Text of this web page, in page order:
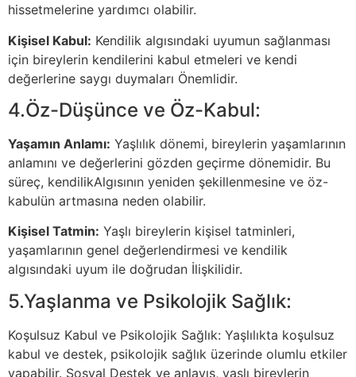
hissetmelerine yardımcı olabilir.
Kişisel Kabul: Kendilik algısındaki uyumun sağlanması
için bireylerin kendilerini kabul etmeleri ve kendi
değerlerine saygı duymaları Önemlidir.
4.Öz-Düşünce ve Öz-Kabul:
Yaşamın Anlamı: Yaşlılık dönemi, bireylerin yaşamlarının
anlamını ve değerlerini gözden geçirme dönemidir. Bu
süreç, kendilikAlgısının yeniden şekillenmesine ve öz-
kabulün artmasına neden olabilir.
Kişisel Tatmin: Yaşlı bireylerin kişisel tatminleri,
yaşamlarının genel değerlendirmesi ve kendilik
algısındaki uyum ile doğrudan İlişkilidir.
5.Yaşlanma ve Psikolojik Sağlık:
Koşulsuz Kabul ve Psikolojik Sağlık: Yaşlılıkta koşulsuz
kabul ve destek, psikolojik sağlık üzerinde olumlu etkiler
yapabilir. Sosyal Destek ve anlayış, yaşlı bireylerin